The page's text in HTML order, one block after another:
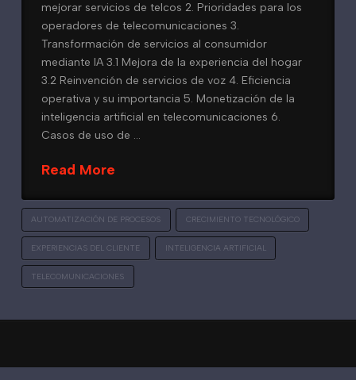
mejorar servicios de telcos 2. Prioridades para los
operadores de telecomunicaciones 3.
Transformación de servicios al consumidor
mediante IA 3.1 Mejora de la experiencia del hogar
3.2 Reinvención de servicios de voz 4. Eficiencia
operativa y su importancia 5. Monetización de la
inteligencia artificial en telecomunicaciones 6.
Casos de uso de …
Read More
AUTOMATIZACIÓN DE PROCESOS CRECIMIENTO TECNOLÓGICO
EXPERIENCIAS DEL CLIENTE INTELIGENCIA ARTIFICIAL
TELECOMUNICACIONES